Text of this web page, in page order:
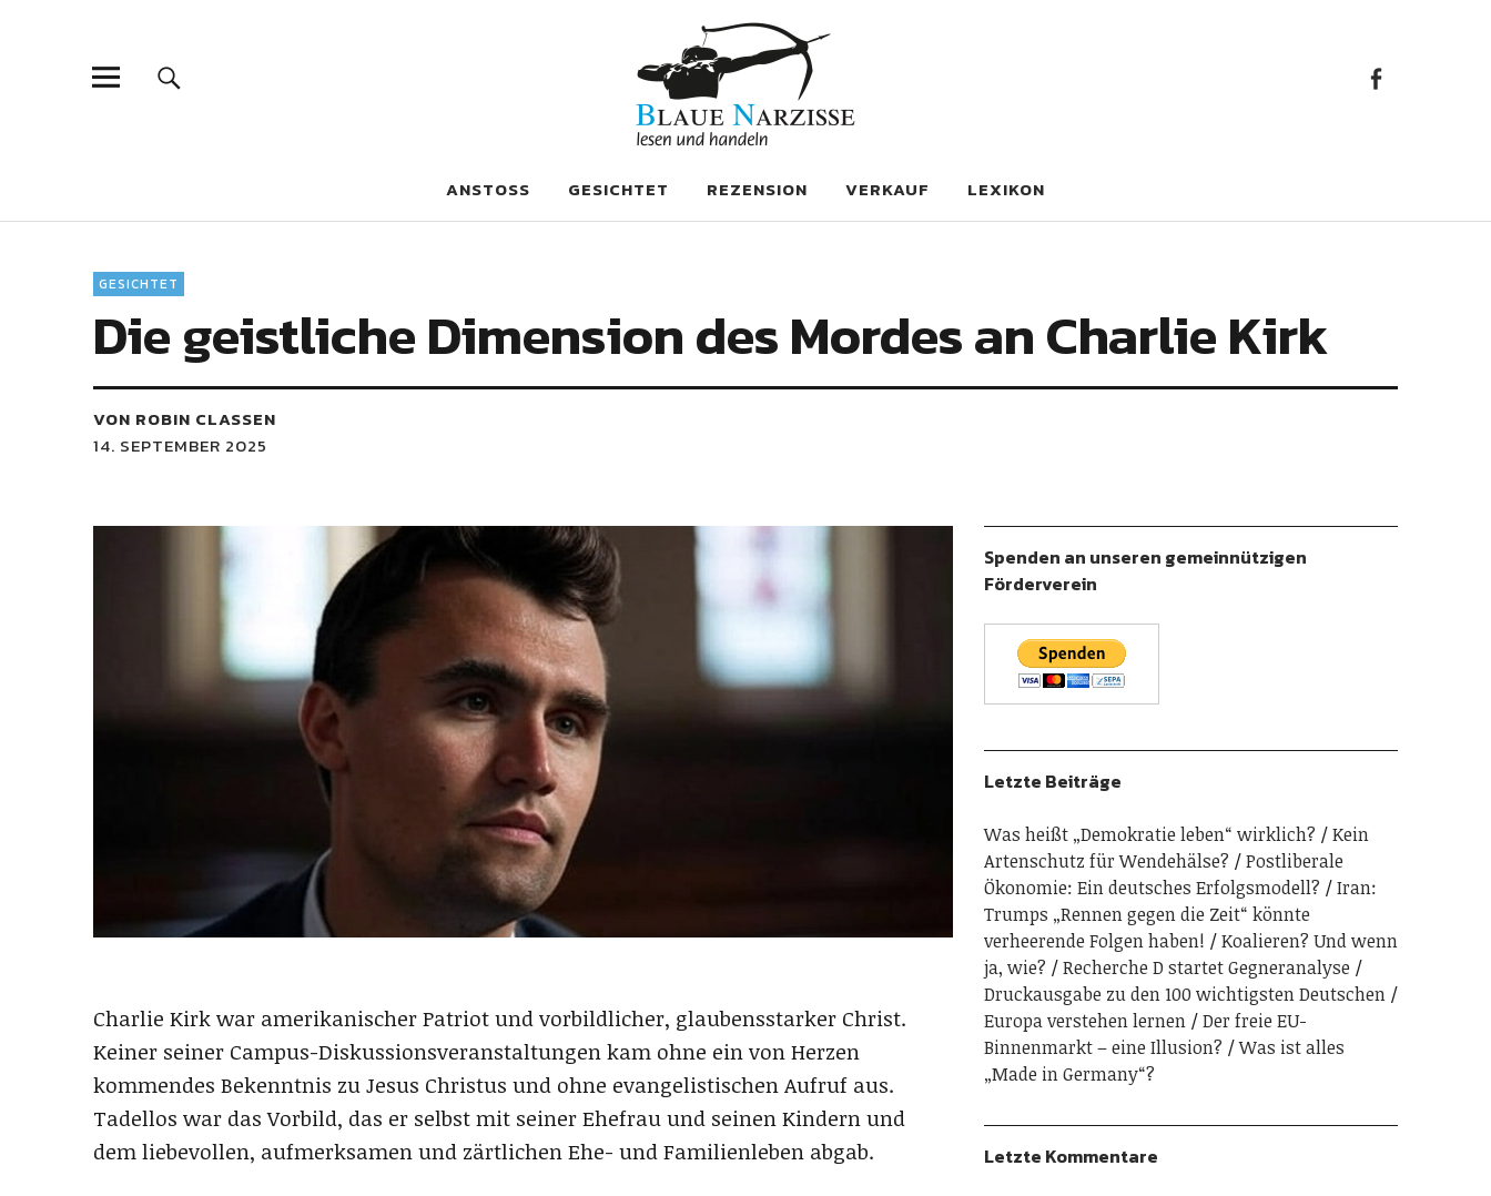
Blaue Narzisse
ANSTOSS GESICHTET REZENSION VERKAUF LEXIKON
GESICHTET
Die geistliche Dimension des Mordes an Charlie Kirk
VON ROBIN CLASSEN
14. SEPTEMBER 2025
Charlie Kirk war amerikanischer Patriot und vorbildlicher, glaubensstarker Christ.
Keiner seiner Campus-Diskussionsveranstaltungen kam ohne ein von Herzen
kommendes Bekenntnis zu Jesus Christus und ohne evangelistischen Aufruf aus.
Tadellos war das Vorbild, das er selbst mit seiner Ehefrau und seinen Kindern und
dem liebevollen, aufmerksamen und zärtlichen Ehe- und Familienleben abgab.
Spenden an unseren gemeinnützigen
Förderverein
Letzte Beiträge
Was heißt „Demokratie leben“ wirklich?
Kein
Artenschutz für Wendehälse?
Postliberale
Ökonomie: Ein deutsches Erfolgsmodell?
Iran:
Trumps „Rennen gegen die Zeit“ könnte
verheerende Folgen haben!
Koalieren? Und wenn
ja, wie?
Recherche D startet Gegneranalyse
Druckausgabe zu den 100 wichtigsten Deutschen
Europa verstehen lernen
Der freie EU-
Binnenmarkt – eine Illusion?
Was ist alles
„Made in Germany“?
Letzte Kommentare